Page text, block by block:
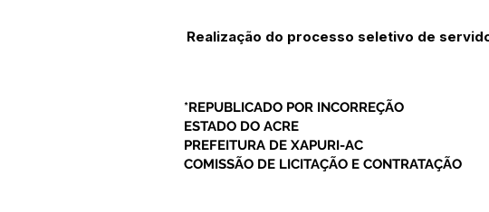
Realização do processo seletivo de
*REPUBLICADO POR INCORREÇÃO
ESTADO DO ACRE
PREFEITURA DE XAPURI-AC
COMISSÃO DE LICITAÇÃO E CONTRATAÇÃO